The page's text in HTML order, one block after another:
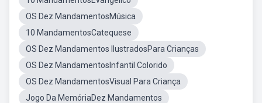
OS Dez MandamentosMúsica
10 MandamentosCatequese
OS Dez Mandamentos IlustradosPara Crianças
OS Dez MandamentosInfantil Colorido
OS Dez MandamentosVisual Para Criança
Jogo Da MemóriaDez Mandamentos